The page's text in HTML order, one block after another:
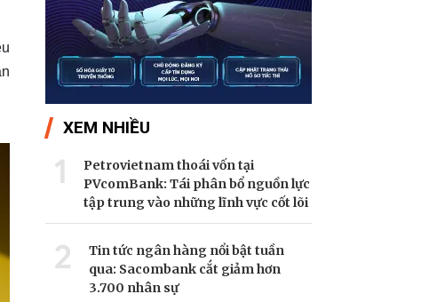
XEM NHIỀU
1
Petrovietnam thoái vốn tại
PVcomBank: Tái phân bổ nguồn lực
tập trung vào những lĩnh vực cốt lõi
2
Tin tức ngân hàng nổi bật tuần
qua: Sacombank cắt giảm hơn
3.700 nhân sự